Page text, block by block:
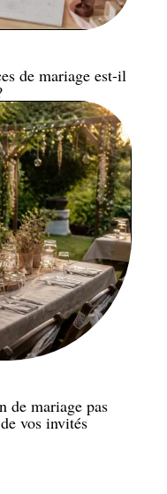
de mariage est-il
de mariage pas
vos invités